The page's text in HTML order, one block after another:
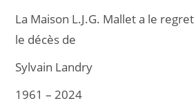
La Maison L.J.G. Mallet a le
le décès de
Sylvain Landry
1961 – 2024